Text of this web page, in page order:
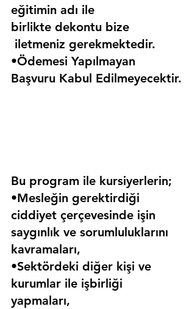
eğitimin adı ile
birlikte dekontu bize
iletmeniz gerekmektedir.
•Ödemesi Yapılmayan
Başvuru Kabul Edilmeyecektir.
Bu program ile kursiyerlerin;
•Mesleğin gerektirdiği
ciddiyet çerçevesinde işin
saygınlık ve sorumluluklarını
kavramaları,
•Sektördeki diğer kişi ve
kurumlar ile işbirliği
yapmaları,